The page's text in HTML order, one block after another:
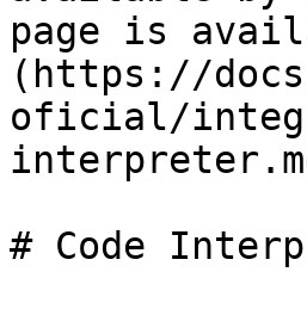
page is
(https://
oficial/
# Code